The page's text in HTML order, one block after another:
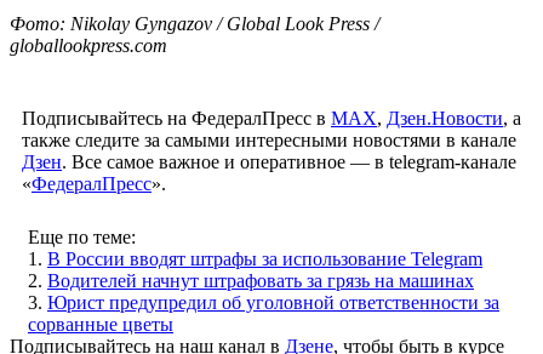
Фото: Nikolay Gyngazov / Global Look Press /
globallookpress.com
Подписывайтесь на ФедералПресс в МАХ, Дзен.Новости, а
также следите за самыми интересными новостями в канале
Дзен. Все самое важное и оперативное — в telegram-канале
«ФедералПресс».
Еще по теме:
1. В России вводят штрафы за использование Telegram
2. Водителей начнут штрафовать за грязь на машинах
3. Юрист предупредил об уголовной ответственности за
сорванные цветы
Подписывайтесь на наш канал в Дзене, чтобы быть в курсе